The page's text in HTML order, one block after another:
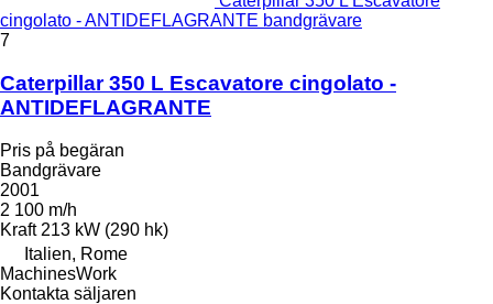
cingolato - ANTIDEFLAGRANTE bandgrävare
7
Caterpillar 350 L Escavatore cingolato -
ANTIDEFLAGRANTE
Pris på begäran
Bandgrävare
2001
2 100 m/h
Kraft 213 kW (290 hk)
Italien, Rome
MachinesWork
Kontakta säljaren